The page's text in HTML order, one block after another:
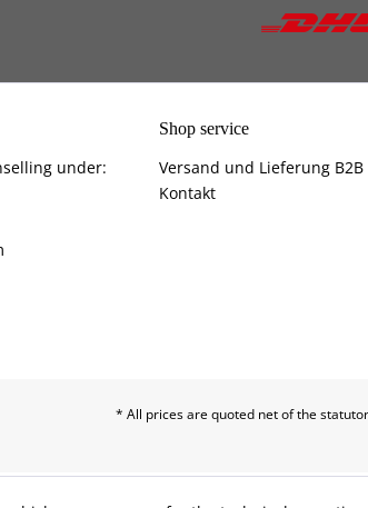
under:
Shop service
Versand und Lieferung B2B
Kontakt
* All prices are quoted net of the